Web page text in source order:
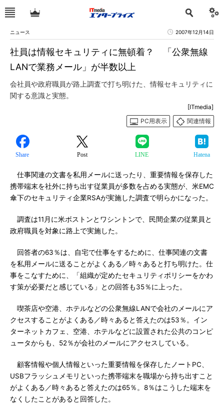
ニュース 2007年12月14日
社員は情報セキュリティに無頓着？ 「公衆無線
LANで業務メール」が半数以上
会社員や政府職員が路上調査で打ち明けた、情報セキュリティに
関する意識と実態。
[ITmedia]
PC用表示
関連情報
Share Post LINE Hatena
仕事関連の文書を私用メールに送ったり、重要情報を保存した
携帯端末を社外に持ち出す従業員が多数を占める実態が、米EMC
傘下のセキュリティ企業RSAが実施した調査で明らかになった。
調査は11月に米ボストンとワシントンで、民間企業の従業員と
政府職員を対象に路上で実施した。
回答者の63％は、自宅で仕事をするために、仕事関連の文書
を私用メールに送ることがよくある／時々あると打ち明けた。仕
事をこなすために、「組織が定めたセキュリティポリシーをかわ
す策が必要だと感じている」との回答も35％に上った。
喫茶店や空港、ホテルなどの公衆無線LANで会社のメールにア
クセスすることがよくある／時々あると答えたのは53％。イン
ターネットカフェ、空港、ホテルなどに設置された公共のコンピ
ュータからも、52％が会社のメールにアクセスしている。
顧客情報や個人情報といった重要情報を保存したノートPC、
USBフラッシュメモリといった携帯端末を職場から持ち出すこと
がよくある／時々あると答えたのは65％。8％はこうした端末を
なくしたことがあると回答した。